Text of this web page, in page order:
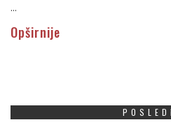
...
Opširnije